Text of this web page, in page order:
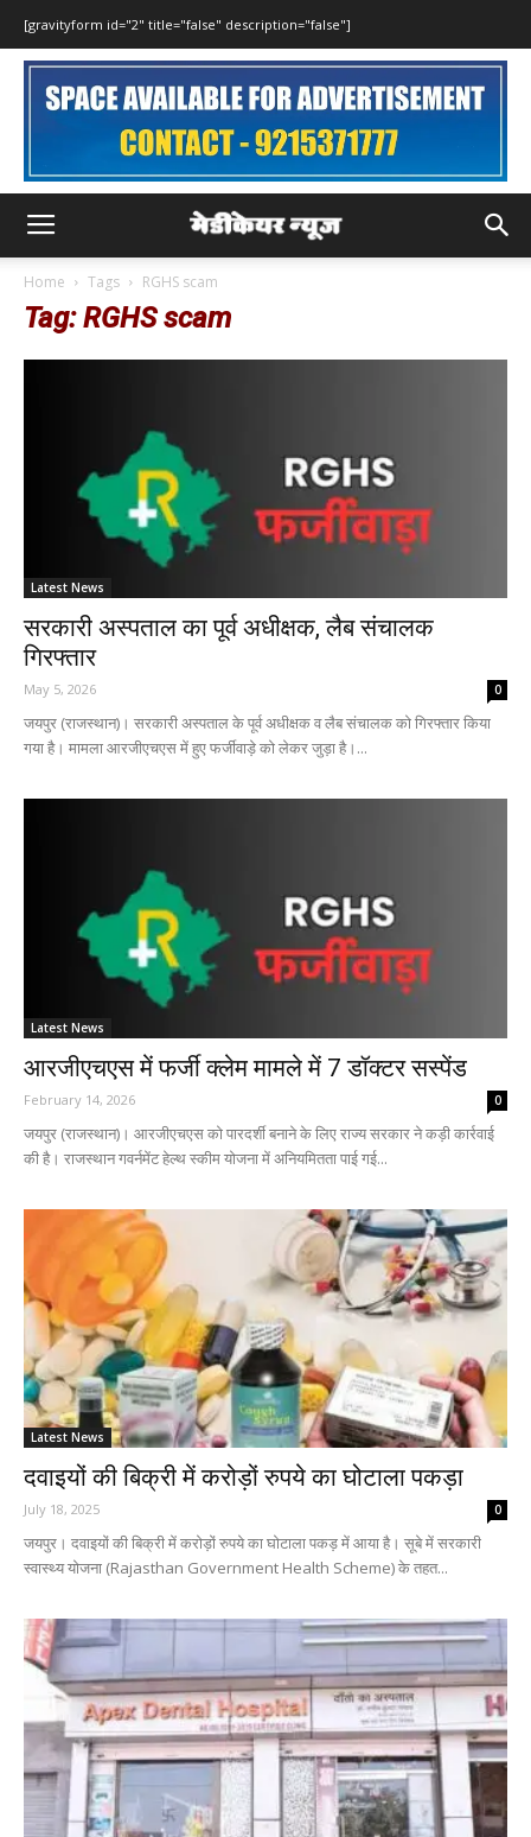
[gravityform id="2" title="false" description="false"]
Home Tags RGHS scam
Tag: RGHS scam
Latest News
सरकारी अस्पताल का पूर्व अधीक्षक, लैब संचालक
गिरफ्तार
May 5, 2026 0
जयपुर (राजस्थान)। सरकारी अस्पताल के पूर्व अधीक्षक व लैब संचालक को गिरफ्तार किया
गया है। मामला आरजीएचएस में हुए फर्जीवाड़े को लेकर जुड़ा है।...
Latest News
आरजीएचएस में फर्जी क्लेम मामले में 7 डॉक्टर सस्पेंड
February 14, 2026 0
जयपुर (राजस्थान)। आरजीएचएस को पारदर्शी बनाने के लिए राज्य सरकार ने कड़ी कार्रवाई
की है। राजस्थान गवर्नमेंट हेल्थ स्कीम योजना में अनियमितता पाई गई...
Latest News
दवाइयों की बिक्री में करोड़ों रुपये का घोटाला पकड़ा
July 18, 2025 0
जयपुर। दवाइयों की बिक्री में करोड़ों रुपये का घोटाला पकड़ में आया है। सूबे में सरकारी
स्वास्थ्य योजना (Rajasthan Government Health Scheme) के तहत...